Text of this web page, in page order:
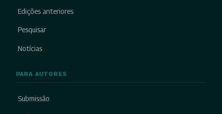
Edições anteriores
Pesquisar
Notícias
PARA AUTORES
Submissão